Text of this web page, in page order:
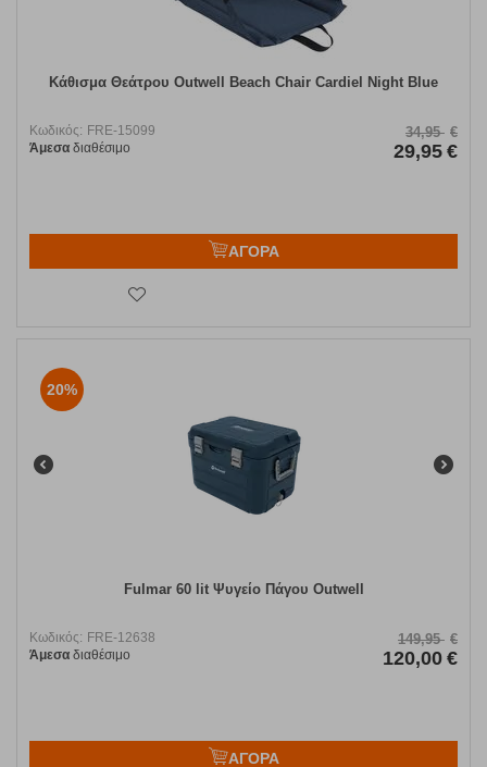
Κάθισμα Θεάτρου Outwell Beach Chair Cardiel Night Blue
Κωδικός: FRE-15099
Άμεσα διαθέσιμο
34,95 €
29,95 €
ΑΓΟΡΑ
20%
Fulmar 60 lit Ψυγείo Πάγου Outwell
Κωδικός: FRE-12638
Άμεσα διαθέσιμο
149,95 €
120,00 €
ΑΓΟΡΑ